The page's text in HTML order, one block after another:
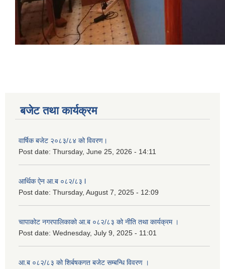
बजेट तथा कार्यक्रम
वार्षिक बजेट २०८३/८४ को विवरण।
Post date: Thursday, June 25, 2026 - 14:11
आर्थिक ऐन आ.ब ०८२/८३ l
Post date: Thursday, August 7, 2025 - 12:09
चापाकोट नगरपालिकाको आ.ब ०८२/८३ को नीति तथा कार्यक्रम ।
Post date: Wednesday, July 9, 2025 - 11:01
आ.ब ०८२/८३ को शिर्बषकगत बजेट सम्बन्धि विवरण ।